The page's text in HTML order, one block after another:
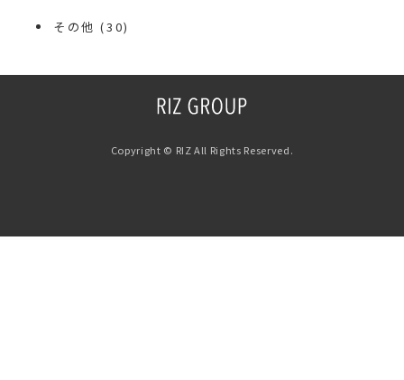
その他 (30)
Copyright © RIZ All Rights Reserved.